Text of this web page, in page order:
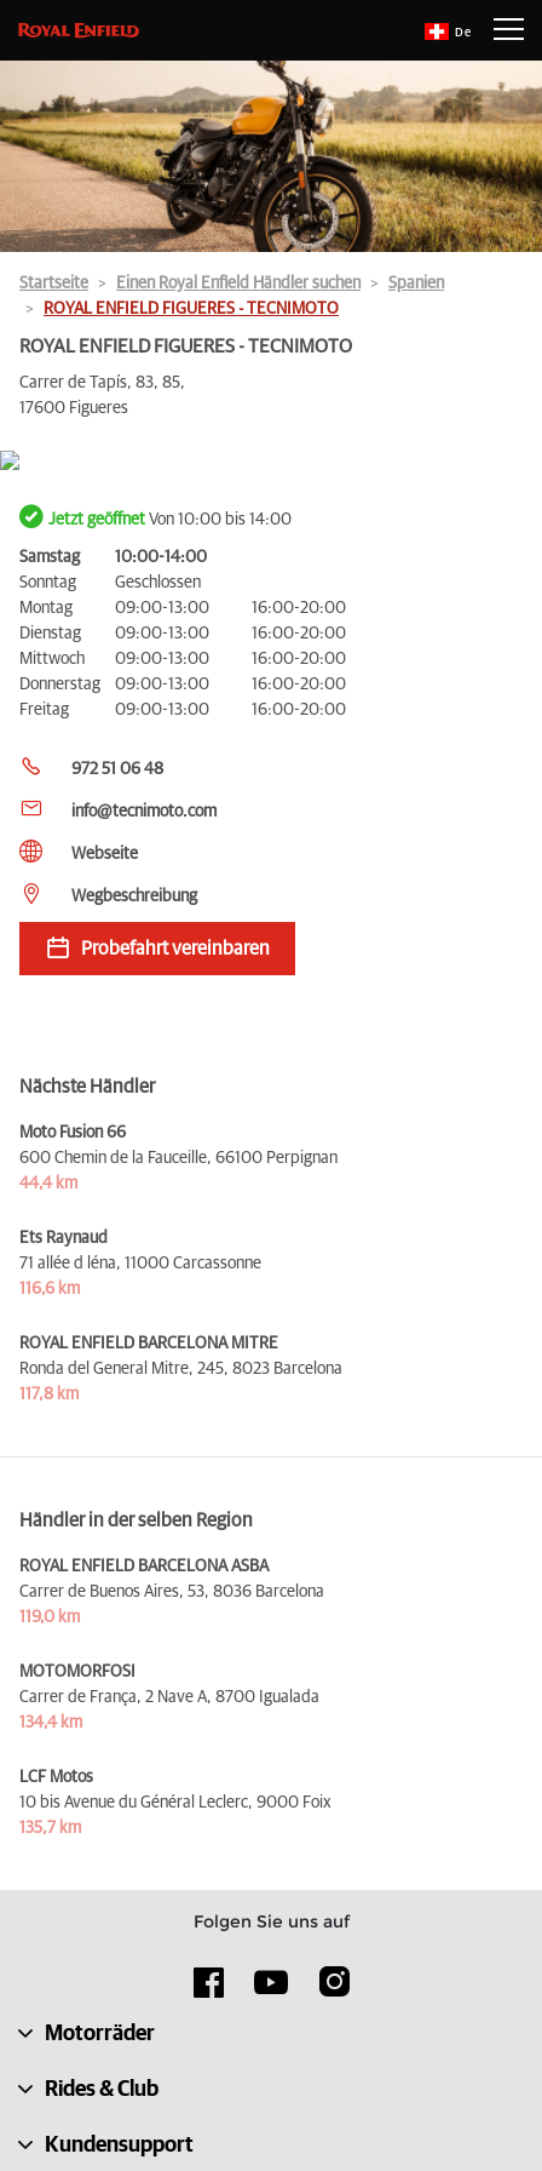
De
Startseite Einen Royal Enfield Händler suchen
Spanien
ROYAL ENFIELD FIGUERES - TECNIMOTO
ROYAL ENFIELD FIGUERES - TECNIMOTO
Carrer de Tapís, 83, 85,
17600 Figueres
Jetzt geöffnet Von 10:00 bis 14:00
Samstag
10:00-14:00
Sonntag
Geschlossen
Montag
09:00-13:00
16:00-20:00
Dienstag
09:00-13:00
16:00-20:00
Mittwoch
09:00-13:00
16:00-20:00
Donnerstag
09:00-13:00
16:00-20:00
Freitag
09:00-13:00 16:00-20:00
972 51 06 48
info@tecnimoto.com
Webseite
Wegbeschreibung
Probefahrt vereinbaren
Nächste Händler
Moto Fusion 66
600 Chemin de la Fauceille, 66100 Perpignan
44,4 km
Ets Raynaud
71 allée d léna, 11000 Carcassonne
116,6 km
ROYAL ENFIELD BARCELONA MITRE
Ronda del General Mitre, 245, 8023 Barcelona
117,8 km
Händler in der selben Region
ROYAL ENFIELD BARCELONA ASBA
Carrer de Buenos Aires, 53, 8036 Barcelona
119,0 km
MOTOMORFOSI
Carrer de França, 2 Nave A, 8700 Igualada
134,4 km
LCF Motos
10 bis Avenue du Général Leclerc, 9000 Foix
135,7 km
Folgen Sie uns auf
Motorräder
Rides & Club
Kundensupport